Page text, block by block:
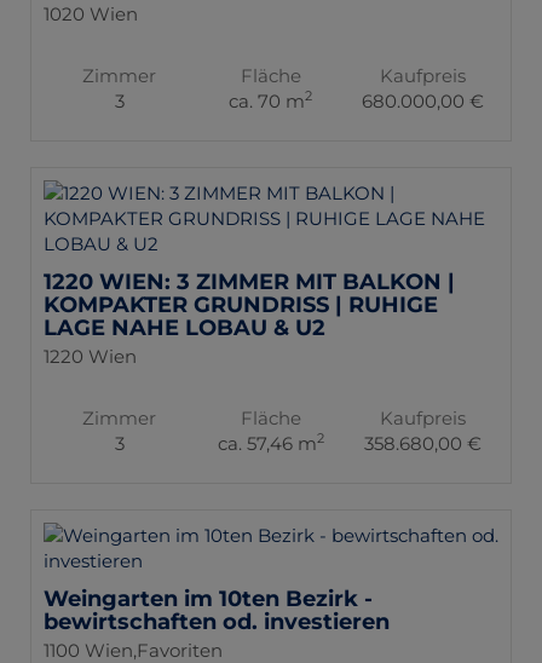
1020 Wien
Zimmer
3
Fläche
ca. 70 m2
Kaufpreis
680.000,00 €
1220 WIEN: 3 ZIMMER MIT BALKON |
KOMPAKTER GRUNDRISS | RUHIGE
LAGE NAHE LOBAU & U2
1220 Wien
Zimmer
3
Fläche
ca. 57,46 m2
Kaufpreis
358.680,00 €
Weingarten im 10ten Bezirk -
bewirtschaften od. investieren
1100 Wien,Favoriten